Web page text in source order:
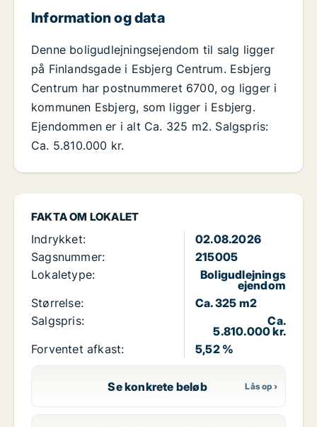
FAKTA OM LOKALET
Indrykket:
02.08.2026
Sagsnummer:
215005
Lokaletype:
Boligudlejnings
ejendom
Størrelse:
Ca. 325 m2
Salgspris:
Ca.
5.810.000 kr.
Forventet afkast:
5,52 %
Se konkrete beløb
Information og data
Denne boligudlejningsejendom til salg ligger
på Finlandsgade i Esbjerg Centrum. Esbjerg
Centrum har postnummeret 6700, og ligger i
kommunen Esbjerg, som ligger i Esbjerg.
Ejendommen er i alt Ca. 325 m2. Salgspris:
Ca. 5.810.000 kr.